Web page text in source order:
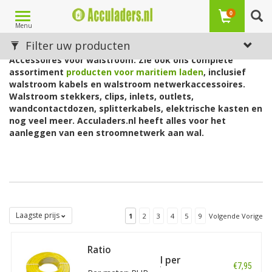
Toggle
navigation
Menu
0
Voor walstroom
Accessoires voor walstroom. Zie ook ons complete
assortiment producten voor maritiem laden, inclusief
walstroom kabels en walstroom netwerkaccessoires.
Walstroom stekkers, clips, inlets, outlets,
wandcontactdozen, splitterkabels, elektrische kasten en
nog veel meer. Acculaders.nl heeft alles voor het
aanleggen van een stroomnetwerk aan wal.
Filter uw producten
Laagste prijs 1 2 3 4 5 9 Volgende Vorige
Ratio
Walstroomkabel per
€7,95